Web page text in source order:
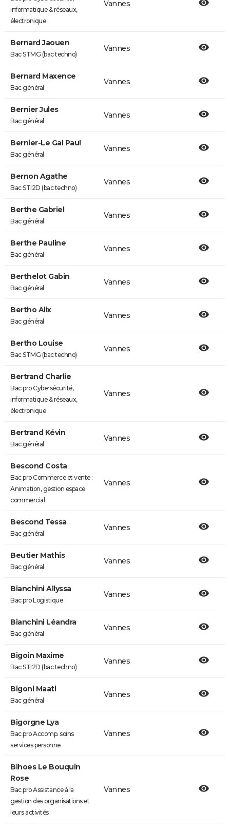
informatique & réseaux,
électronique
Vannes
Bernard Jaouen
Bac STMG (bac techno)
Vannes
Bernard Maxence
Bac général
Vannes
Bernier Jules
Bac général
Vannes
Bernier-Le Gal Paul
Bac général
Vannes
Bernon Agathe
Bac STI2D (bac techno)
Vannes
Berthe Gabriel
Bac général
Vannes
Berthe Pauline
Bac général
Vannes
Berthelot Gabin
Bac général
Vannes
Bertho Alix
Bac général
Vannes
Bertho Louise
Bac STMG (bac techno)
Vannes
Bertrand Charlie
Bac pro Cybersécurité,
informatique & réseaux,
électronique
Vannes
Bertrand Kévin
Bac général
Vannes
Bescond Costa
Bac pro Commerce et vente :
Animation, gestion espace
commercial
Vannes
Bescond Tessa
Bac général
Vannes
Beutier Mathis
Bac général
Vannes
Bianchini Allyssa
Bac pro Logistique
Vannes
Bianchini Léandra
Bac général
Vannes
Bigoin Maxime
Bac STI2D (bac techno)
Vannes
Bigoni Maati
Bac général
Vannes
Bigorgne Lya
Bac pro Accomp. soins
services personne
Vannes
Bihoes Le Bouquin
Rose
Bac pro Assistance à la
gestion des organisations et
leurs activités
Vannes